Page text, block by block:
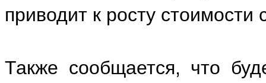
приводит к росту стоимости
Также сообщается, что